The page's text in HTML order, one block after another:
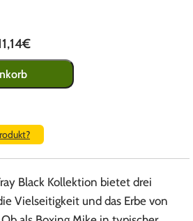
Black Kollektion bietet drei
Vielseitigkeit und das Erbe von